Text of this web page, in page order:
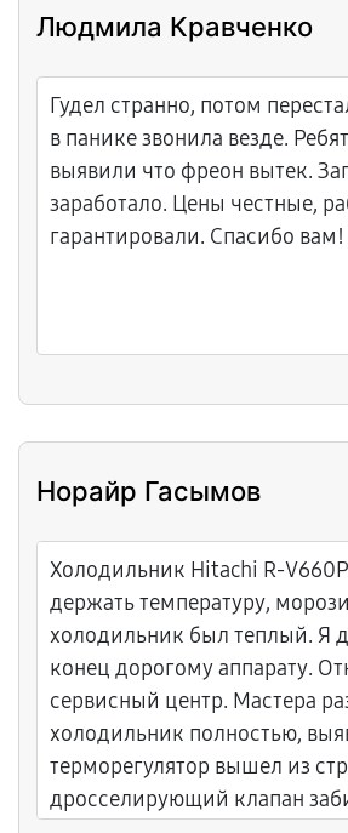
Людмила Кравченко
Гудел странно, потом
в панике звонила везде.
выявили что фреон вытек.
заработало. Цены честные,
гарантировали. Спасибо вам!
Норайр Гасымов
Холодильник Hitachi R-
держать температуру,
холодильник был теплый. Я
конец дорогому аппарату.
сервисный центр. Мастера
холодильник полностью,
терморегулятор вышел из
дросселирующий клапан